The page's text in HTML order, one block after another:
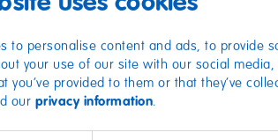
to personalise content and ads, to provide
your use of our site with our social
you’ve provided to them or that they’ve
our privacy information.